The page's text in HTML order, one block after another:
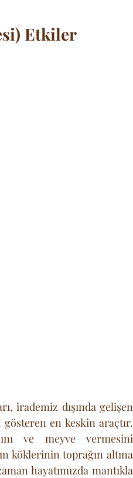
Etkiler
irademiz dışında gelişen
en keskin araçtır.
ve meyve vermesini
köklerinin toprağın altına
hayatımızda mantıkla